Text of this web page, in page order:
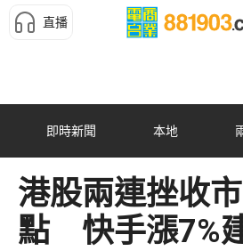
直播
即時新聞 本地
港股兩連挫收
點 快手漲7%